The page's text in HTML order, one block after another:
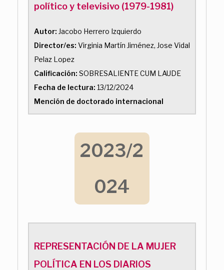
político y televisivo (1979-1981)
Autor: Jacobo Herrero Izquierdo
Director/es: Virginia Martín Jiménez, Jose Vidal
Pelaz Lopez
Calificación: SOBRESALIENTE CUM LAUDE
Fecha de lectura: 13/12/2024
Mención de doctorado internacional
2023/2
024
REPRESENTACIÓN DE LA MUJER
POLÍTICA EN LOS DIARIOS